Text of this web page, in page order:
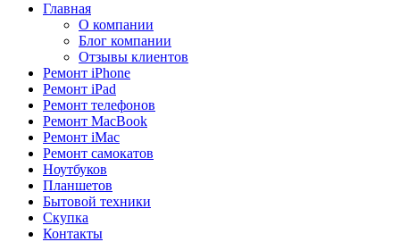
Главная
О компании
Блог компании
Отзывы клиентов
Ремонт iPhone
Ремонт iPad
Ремонт телефонов
Ремонт MacBook
Ремонт iMac
Ремонт самокатов
Ноутбуков
Планшетов
Бытовой техники
Скупка
Контакты